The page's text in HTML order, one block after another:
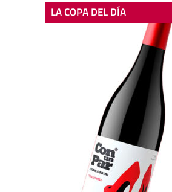
LA COPA DEL DÍA